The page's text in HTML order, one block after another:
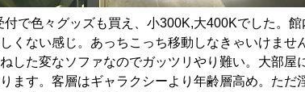
付で色々グッズも買え、小300K,大400Kでした。
くない感じ。あっちこっち移動しなきゃいけませ
した変なソファなのでガッツリやり難い。大部屋
ます。客層はギャラクシーより年齢層高め。ただ